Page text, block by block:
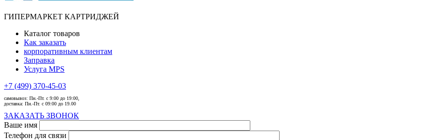
ГИПЕРМАРКЕТ КАРТРИДЖЕЙ
Каталог товаров
Как заказать
корпоративным клиентам
Заправка
Услуга MPS
+7 (499) 370-45-03
самовывоз: Пн.-Пт. с 9:00 до 19:00,
доставка: Пн.-Пт. с 09:00 до 19.00
ЗАКАЗАТЬ ЗВОНОК
Ваше имя
Телефон для связи